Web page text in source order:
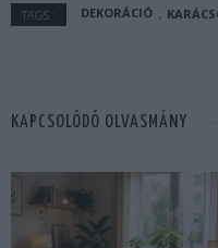
TAGS : DEKORÁCIÓ
KAPCSOLÓDÓ OLVASMÁNY